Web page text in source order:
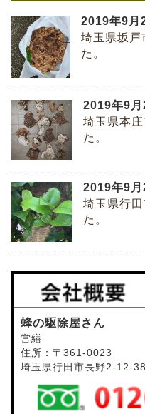
2019年9月
埼玉県坂戸
た。
2019年9月
埼玉県本
た。
2019年9月
埼玉県行
た。
蜂の駆除屋さん
営繕
住所：〒361-0023
埼玉県行田市長野2-12-38